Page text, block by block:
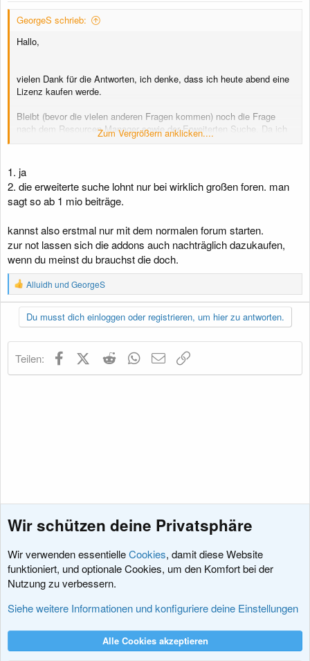
GeorgeS schrieb:
Hallo,
vielen Dank für die Antworten, ich denke, dass ich heute abend eine
Lizenz kaufen werde.
Bleibt (bevor die vielen anderen Fragen kommen) noch die Frage
nach dem Resourcen Manager sowie der Erweiterten Suche. Da ich
keine Dateiinhalte zur Verfügung stellen will, kann ich auf den
Suchfunktion ohne die Erweiterte Suche (bzw. elasticsearch)?
Zum Vergrößern anklicken....
1. ja
2. die erweiterte suche lohnt nur bei wirklich großen foren. man
sagt so ab 1 mio beiträge.
kannst also erstmal nur mit dem normalen forum starten.
zur not lassen sich die addons auch nachträglich dazukaufen,
wenn du meinst du brauchst die doch.
R
e
a
k
t
n
Alluidh und GeorgeS
Du musst dich einloggen oder registrieren, um hier zu antworten.
Teilen: FacebookX (Twitter)
Reddit WhatsApp
E-Mail
Fragen vor dem Kauf
Nutzungsbedingungen Datenschutz
R
Wir schützen deine Privatsphäre
Wir verwenden essentielleCookies, damit diese Website
funktioniert, und optionale Cookies, um den Komfort bei der
Nutzung zu verbessern.
Siehe weitere Informationen und konfiguriere deine Einstellungen
Alle Cookies akzeptieren